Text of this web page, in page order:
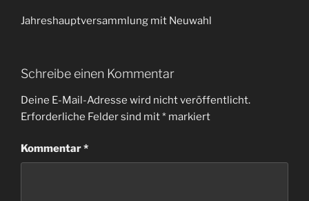
Jahreshauptversammlung mit Neuwahl
Schreibe einen Kommentar
Deine E-Mail-Adresse wird nicht veröffentlicht.
Erforderliche Felder sind mit* markiert
Kommentar*